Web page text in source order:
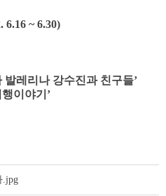
6.16 ~ 6.30)
발레리나 강수진과 친구들’
이야기 ’
.jpg